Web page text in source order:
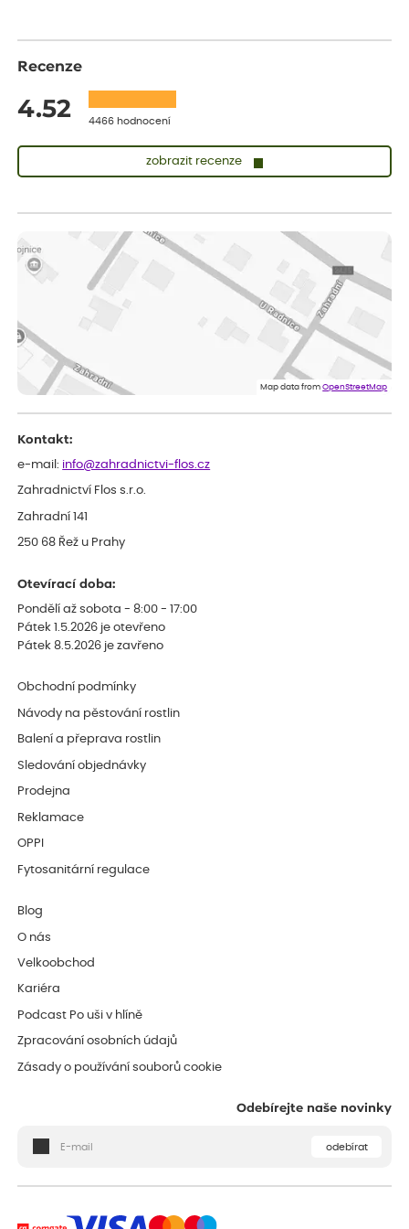
Recenze
4.52 4466 hodnocení
zobrazit recenze
Vše v pořádku, jsem spokojena.
ověřený nákup dnes
Rostlina mi přišla v dobrém stavu, jsem spokojená.
Zuzana
Spokojenost s dodáním kvalitních rostlin
Map data fromOpenStreetMap
Kontakt:
e-mail: info@zahradnictvi-flos.cz
Zahradnictví Flos s.r.o.
Zahradní 141
250 68 Řež u Prahy
Otevírací doba:
Pondělí až sobota - 8:00 - 17:00
Pátek 1.5.2026 je otevřeno
Pátek 8.5.2026 je zavřeno
Obchodní podmínky
Návody na pěstování rostlin
Balení a přeprava rostlin
Sledování objednávky
Prodejna
Reklamace
OPPI
Fytosanitární regulace
Blog
O nás
Velkoobchod
Kariéra
Podcast Po uši v hlíně
Zpracování osobních údajů
Zásady o používání souborů cookie
Odebírejte naše novinky
odebírat